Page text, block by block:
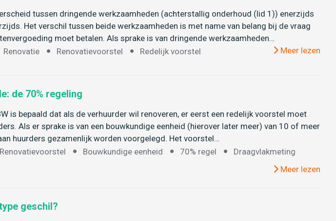
tussen dringende werkzaamheden (achterstallig onderhoud (lid 1)) enerzijds
Het verschil tussen beide werkzaamheden is met name van belang bij de vraag
moet betalen. Als sprake is van dringende werkzaamheden…
Renovatie Renovatievoorstel Redelijk voorstel Meer lezen
de 70% regeling
is bepaald dat als de verhuurder wil renoveren, er eerst een redelijk voorstel moet
Als er sprake is van een bouwkundige eenheid (hierover later meer) van 10 of meer
huurders gezamenlijk worden voorgelegd. Het voorstel…
Renovatievoorstel Bouwkundige eenheid 70% regel
Draagvlakmeting
Meer lezen
geschil?